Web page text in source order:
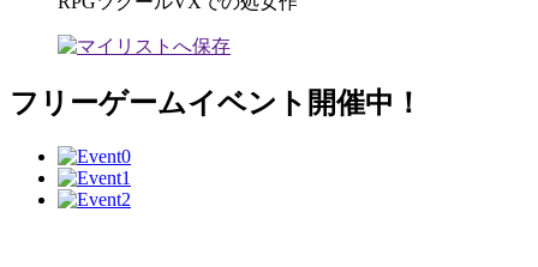
フリーゲームイベント開催中！